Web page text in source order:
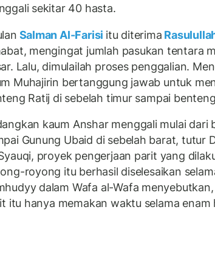
sekitar 40 hasta.
Salman Al-Farisi itu diterima
mengingat jumlah pasukan tentara
Lalu, dimulailah proses penggalian.
Muhajirin bertanggung jawab untuk
Ratij di sebelah timur sampai
kaum Anshar menggali mulai dari
Gunung Ubaid di sebelah barat, tutur
proyek pengerjaan parit yang
royong itu berhasil diselesaikan
dalam Wafa al-Wafa
itu hanya memakan waktu selama enam